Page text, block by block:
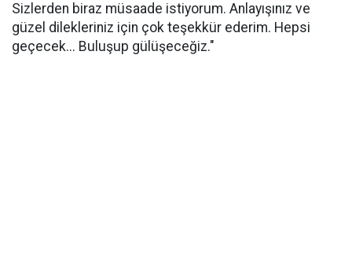
Sizlerden biraz müsaade istiyorum. Anlayışınız ve
güzel dilekleriniz için çok teşekkür ederim. Hepsi
geçecek... Buluşup gülüşeceğiz."